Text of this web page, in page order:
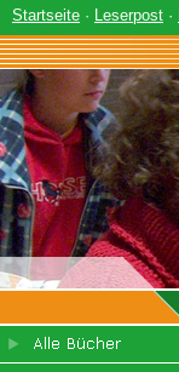
Startseite · Leserpost ·